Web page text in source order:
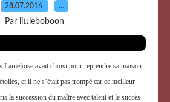
28.07.2016 …
Par littleboboon
Lameloise avait choisi pour reprendre sa maison
et il ne s’était pas trompé car ce meilleur
la succession du maître avec talent et le succès